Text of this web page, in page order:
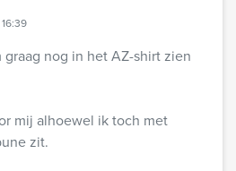
nog in het AZ-shirt zien
mij alhoewel ik toch met
zit.